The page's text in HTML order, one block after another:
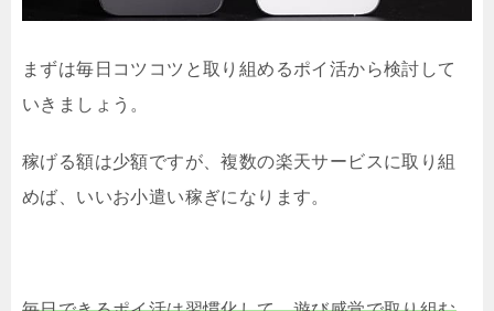
まずは毎日コツコツと取り組めるポイ活から検討して
いきましょう。
稼げる額は少額ですが、複数の楽天サービスに取り組
めば、いいお小遣い稼ぎになります。